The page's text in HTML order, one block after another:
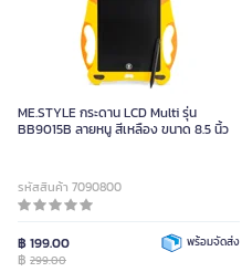
ME.STYLE กระดาน LCD Multi รุ่น
BB9015B ลายหนู สีเหลือง ขนาด 8.5 นิ้ว
รหัสสินค้า 7090800
฿ 199.00
฿ 299.00
พร้อมจัดส่ง